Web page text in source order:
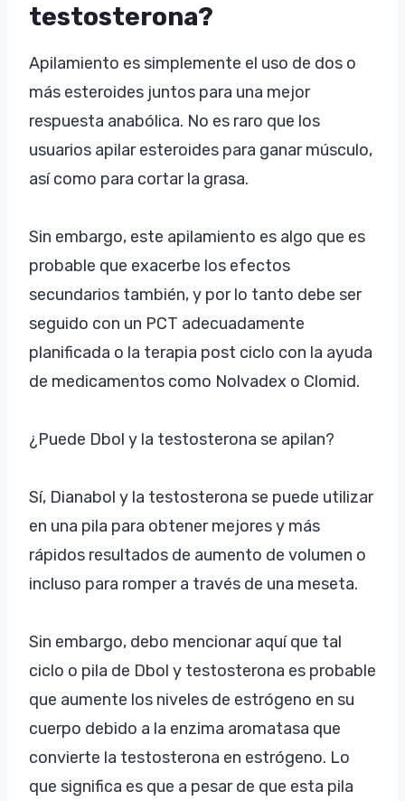
testosterona?
Apilamiento es simplemente el uso de dos o
más esteroides juntos para una mejor
respuesta anabólica. No es raro que los
usuarios apilar esteroides para ganar músculo,
así como para cortar la grasa.
Sin embargo, este apilamiento es algo que es
probable que exacerbe los efectos
secundarios también, y por lo tanto debe ser
seguido con un PCT adecuadamente
planificada o la terapia post ciclo con la ayuda
de medicamentos como Nolvadex o Clomid.
¿Puede Dbol y la testosterona se apilan?
Sí, Dianabol y la testosterona se puede utilizar
en una pila para obtener mejores y más
rápidos resultados de aumento de volumen o
incluso para romper a través de una meseta.
Sin embargo, debo mencionar aquí que tal
ciclo o pila de Dbol y testosterona es probable
que aumente los niveles de estrógeno en su
cuerpo debido a la enzima aromatasa que
convierte la testosterona en estrógeno. Lo
que significa es que a pesar de que esta pila